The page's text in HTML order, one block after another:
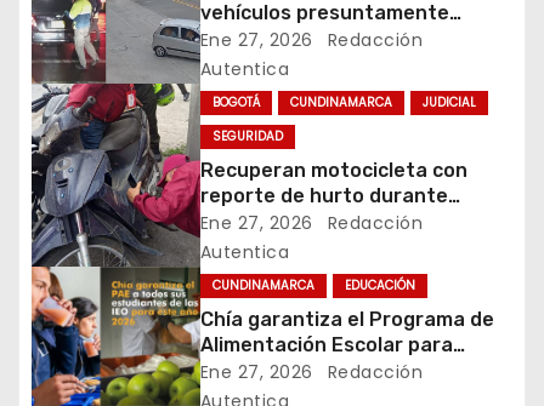
i
ó
n
d
e
e
n
t
vehículos presuntamente
vinculados a hurtos en
conjuntos residenciales de
Zipaquirá
Ene 27, 2026
Redacción
Autentica
BOGOTÁ CUNDINAMARCA
JUDICIAL
SEGURIDAD
Recuperan motocicleta con
reporte de hurto durante
operativo de seguridad en
Rafael Uribe Uribe
Ene 27, 2026
Redacción
Autentica
CUNDINAMARCA EDUCACIÓN
Chía garantiza el Programa de
Alimentación Escolar para
estudiantes de instituciones
oficiales
Ene 27, 2026
Redacción
Autentica